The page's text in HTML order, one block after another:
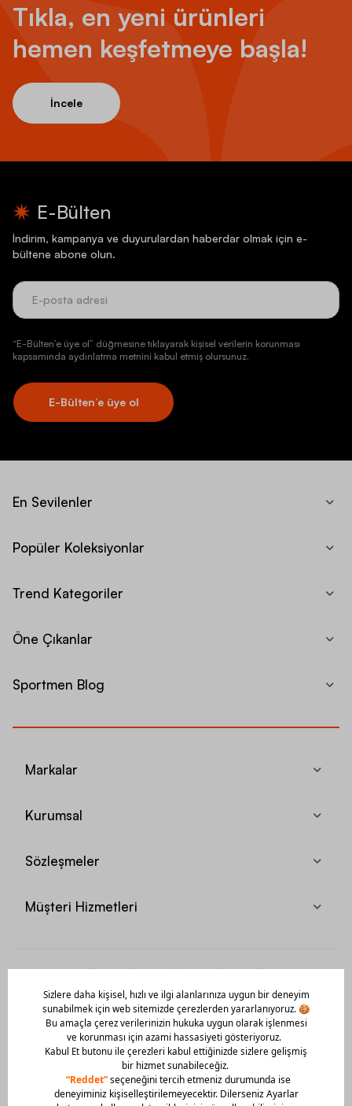
Tıkla, en yeni ürünleri
hemen keşfetmeye başla!
İncele
E-Bülten
İndirim, kampanya ve duyurulardan haberdar olmak için e-
bültene abone olun.
“E-Bülten’e üye ol” düğmesine tıklayarak kişisel verilerin korunması
kapsamında aydınlatma metnini kabul etmiş olursunuz.
E-Bülten’e üye ol
En Sevilenler
Popüler Koleksiyonlar
Trend Kategoriler
Öne Çıkanlar
Sportmen Blog
Markalar
Kurumsal
Sözleşmeler
Müşteri Hizmetleri
Mobil Uygulamamızı Hemen İndir!